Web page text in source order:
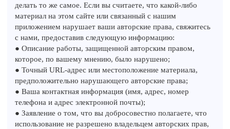
делать то же самое. Если вы считаете, что какой-либо
материал на этом сайте или связанный с нашим
приложением нарушает ваши авторские права, свяжитесь
с нами, предоставив следующую информацию:
● Описание работы, защищенной авторским правом,
которое, по вашему мнению, было нарушено;
● Точный URL-адрес или местоположение материала,
предположительно нарушающего авторские права;
● Ваша контактная информация (имя, адрес, номер
телефона и адрес электронной почты);
● Заявление о том, что вы добросовестно полагаете, что
использование не разрешено владельцем авторских прав,